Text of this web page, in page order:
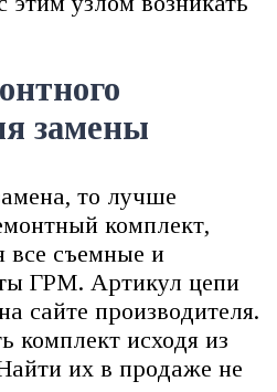
замены
то лучше
комплект,
съемные и
ГРМ. Артикул цепи
сайте производителя.
комплект исходя из
их в продаже не